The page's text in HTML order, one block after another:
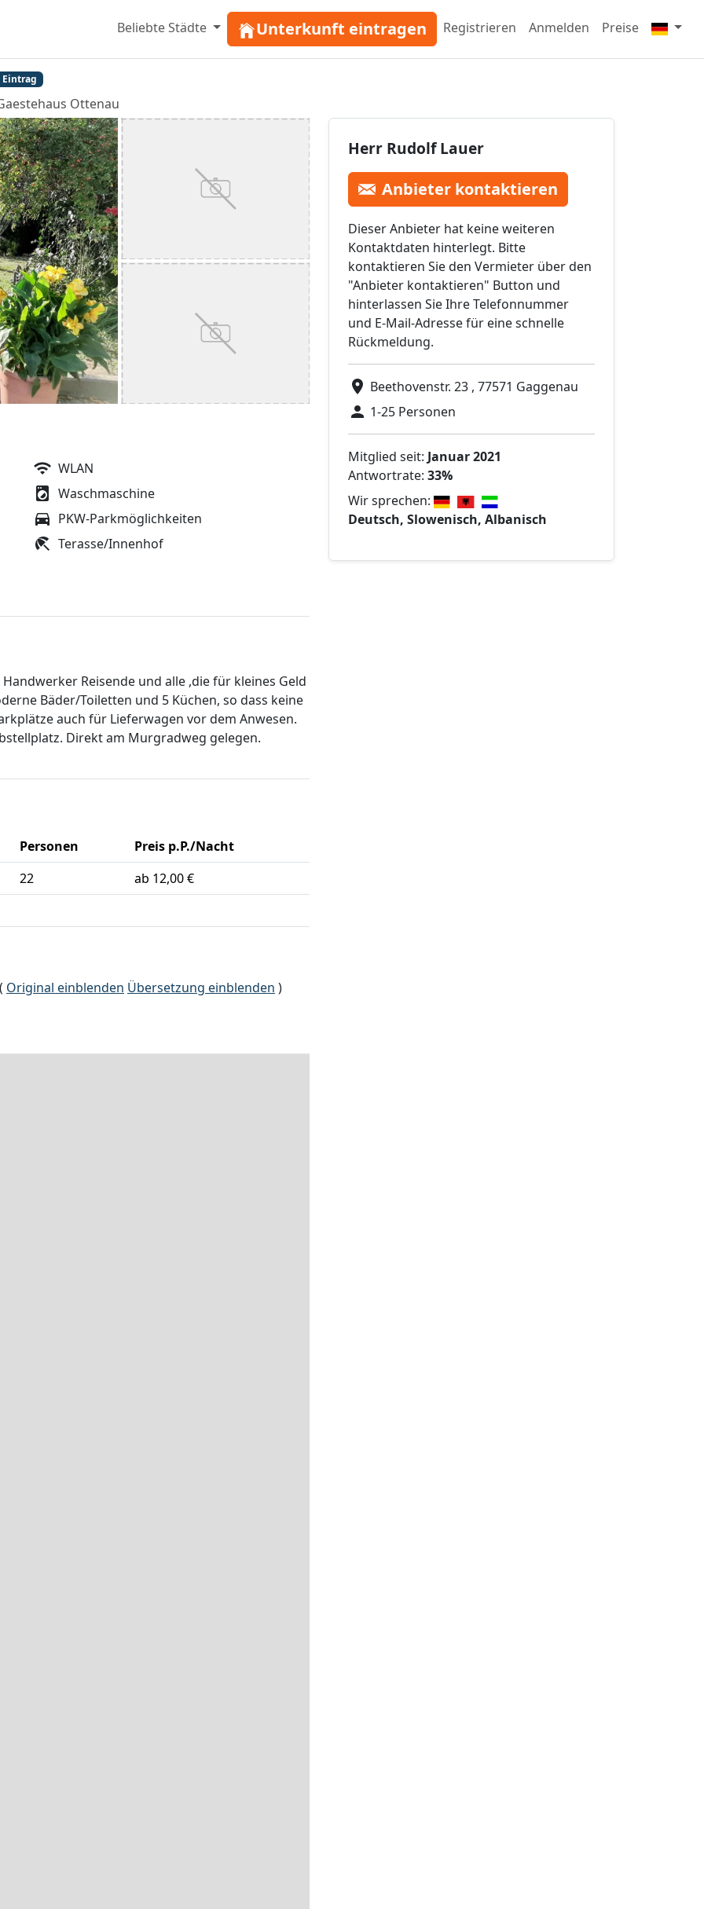
Beliebte Städte Unterkunft eintragen Registrieren Anmelden Preise
Eintrag
Ottenau
Herr Rudolf Lauer
Anbieter kontaktieren
Dieser Anbieter hat keine weiteren
Kontaktdaten hinterlegt. Bitte
kontaktieren Sie den Vermieter über den
"Anbieter kontaktieren" Button und
hinterlassen Sie Ihre Telefonnummer
und E-Mail-Adresse für eine schnelle
Rückmeldung.
Beethovenstr. 23 , 77571 Gaggenau
1-25 Personen
Mitglied seit: Januar 2021
Antwortrate: 33%
Wir sprechen:
Deutsch, Slowenisch, Albanisch
WLAN
Waschmaschine
PKW-Parkmöglichkeiten
Terasse/Innenhof
Reisende und alle ,die für kleines Geld
Bäder/Toiletten und 5 Küchen, so dass keine
auch für Lieferwagen vor dem Anwesen.
Direkt am Murgradweg gelegen.
Personen
Preis p.P./Nacht
22
ab 12,00 €
( Original einblenden Übersetzung einblenden )